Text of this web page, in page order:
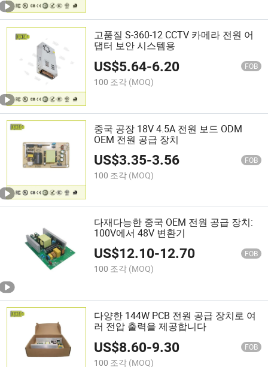
고품질 S-360-12 CCTV 카메라 전원 어
댑터 보안 시스템용
US$5.64-6.20 FOB
100 조각 (MOQ)
중국 공장 18V 4.5A 전원 보드 ODM
OEM 전원 공급 장치
US$3.35-3.56 FOB
100 조각 (MOQ)
다재다능한 중국 OEM 전원 공급 장치:
100V에서 48V 변환기
US$12.10-12.70 FOB
100 조각 (MOQ)
다양한 144W PCB 전원 공급 장치로 여
러 전압 출력을 제공합니다
US$8.60-9.30 FOB
100 조각 (MOQ)